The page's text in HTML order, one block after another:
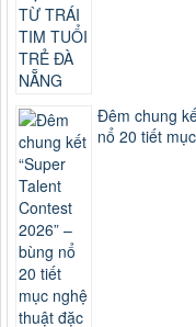
Đêm chung
nổ 20 tiết